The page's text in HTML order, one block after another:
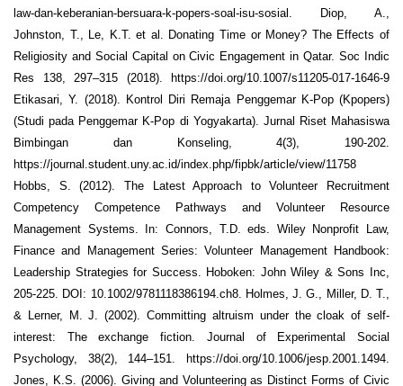
law-dan-keberanian-bersuara-k-popers-soal-isu-sosial. Diop, A.,
Johnston, T., Le, K.T. et al. Donating Time or Money? The Effects of
Religiosity and Social Capital on Civic Engagement in Qatar. Soc Indic
Res 138, 297–315 (2018). https://doi.org/10.1007/s11205-017-1646-9
Etikasari, Y. (2018). Kontrol Diri Remaja Penggemar K-Pop (Kpopers)
(Studi pada Penggemar K-Pop di Yogyakarta). Jurnal Riset Mahasiswa
Bimbingan dan Konseling, 4(3), 190-202.
https://journal.student.uny.ac.id/index.php/fipbk/article/view/11758
Hobbs, S. (2012). The Latest Approach to Volunteer Recruitment
Competency Competence Pathways and Volunteer Resource
Management Systems. In: Connors, T.D. eds. Wiley Nonprofit Law,
Finance and Management Series: Volunteer Management Handbook:
Leadership Strategies for Success. Hoboken: John Wiley & Sons Inc,
205-225. DOI: 10.1002/9781118386194.ch8. Holmes, J. G., Miller, D. T.,
& Lerner, M. J. (2002). Committing altruism under the cloak of self-
interest: The exchange fiction. Journal of Experimental Social
Psychology, 38(2), 144–151. https://doi.org/10.1006/jesp.2001.1494.
Jones, K.S. (2006). Giving and Volunteering as Distinct Forms of Civic